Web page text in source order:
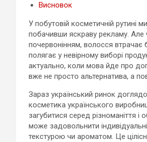
Висновок
У побутовій косметичній рутині
побачивши яскраву рекламу. Але
почервонінням, волосся
полягає у невірному виборі
актуально, коли мова йде про
вже не просто альтернатива, а
Зараз український ринок
косметика українського
загубитися серед різноманіття
може задовольнити
текстурою чи ароматом. Це